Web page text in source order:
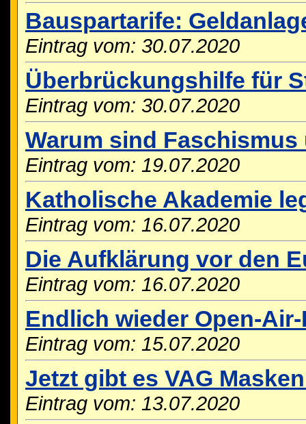
Bauspartarife:
Eintrag vom: 30.07.2020
Überbrückungshilfe für
Eintrag vom: 30.07.2020
Warum sind
Eintrag vom: 19.07.2020
Katholische Akademie
Eintrag vom: 16.07.2020
Die Aufklärung vor den
Eintrag vom: 16.07.2020
Endlich wieder Open-
Eintrag vom: 15.07.2020
Jetzt gibt es VAG
Eintrag vom: 13.07.2020